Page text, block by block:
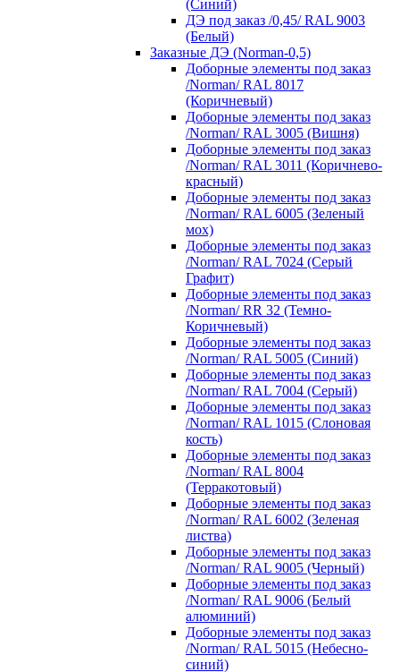
(Синий)
ДЭ под заказ /0,45/ RAL 9003
(Белый)
Заказные ДЭ (Norman-0,5)
Доборные элементы под заказ
/Norman/ RAL 8017
(Коричневый)
Доборные элементы под заказ
/Norman/ RAL 3005 (Вишня)
Доборные элементы под заказ
/Norman/ RAL 3011 (Коричнево-
красный)
Доборные элементы под заказ
/Norman/ RAL 6005 (Зеленый
мох)
Доборные элементы под заказ
/Norman/ RAL 7024 (Серый
Графит)
Доборные элементы под заказ
/Norman/ RR 32 (Темно-
Коричневый)
Доборные элементы под заказ
/Norman/ RAL 5005 (Синий)
Доборные элементы под заказ
/Norman/ RAL 7004 (Серый)
Доборные элементы под заказ
/Norman/ RAL 1015 (Слоновая
кость)
Доборные элементы под заказ
/Norman/ RAL 8004
(Терракотовый)
Доборные элементы под заказ
/Norman/ RAL 6002 (Зеленая
листва)
Доборные элементы под заказ
/Norman/ RAL 9005 (Черный)
Доборные элементы под заказ
/Norman/ RAL 9006 (Белый
алюминий)
Доборные элементы под заказ
/Norman/ RAL 5015 (Небесно-
синий)